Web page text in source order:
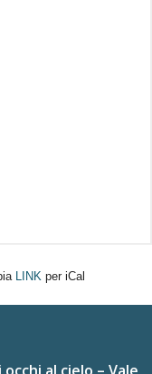
LINK per iCal